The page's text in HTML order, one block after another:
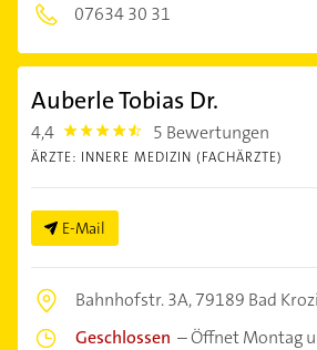
07634 30 31
Auberle Tobias Dr.
4,4 4.4 5 Bewertungen
ÄRZTE: INNERE MEDIZIN (FACHÄRZTE)
E-Mail
Bahnhofstr. 3A,79189 Bad
Geschlossen –Öffnet Montag